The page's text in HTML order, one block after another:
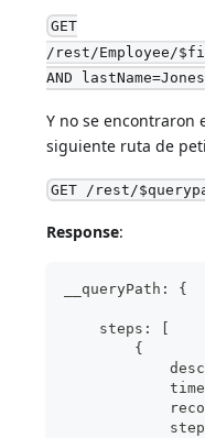
GET
/rest/Employee/
AND
Y no se encontraron
siguiente ruta de
GET /rest/
Response:
__queryPath: {
    steps: [
        {